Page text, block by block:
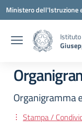
Vai ai contenuti
Vai al menu di navigazione
Vai al footer
Ministero dell'Istruzione
Organigramma
Stampa /